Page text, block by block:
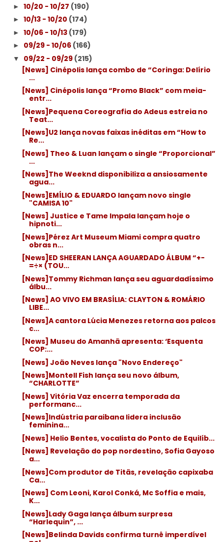
► 10/20 - 10/27 (190)
► 10/13 - 10/20 (174)
► 10/06 - 10/13 (179)
► 09/29 - 10/06 (166)
▼ 09/22 - 09/29 (215)
[News] Cinépolis lança combo de “Coringa: Delírio
...
[News] Cinépolis lança “Promo Black” com meia-
entr...
[News]Pequena Coreografia do Adeus estreia no
Teat...
[News]U2 lança novas faixas inéditas em “How to
Re...
[News] Theo & Luan lançam o single “Proporcional”
...
[News]The Weeknd disponibiliza a ansiosamente
agua...
[News]EMÍLIO & EDUARDO lançam novo single
"CAMISA 10"
[News] Justice e Tame Impala lançam hoje o
hipnoti...
[News]Pérez Art Museum Miami compra quatro
obras n...
[News]ED SHEERAN LANÇA AGUARDADO ÁLBUM “+-
=÷× (TOU...
[News]Tommy Richman lança seu aguardadíssimo
álbu...
[News] AO VIVO EM BRASÍLIA: CLAYTON & ROMÁRIO
LIBE...
[News]A cantora Lúcia Menezes retorna aos palcos
c...
[News] Museu do Amanhã apresenta: ‘Esquenta
COP:...
[News] João Neves lança "Novo Endereço"
[News]Montell Fish lança seu novo álbum,
“CHARLOTTE”
[News] Vitória Vaz encerra temporada da
performanc...
[News]Indústria paraibana lidera inclusão
feminina...
[News] Helio Bentes, vocalista do Ponto de Equilíb...
[News] Revelação do pop nordestino, Sofia Gayoso
a...
[News]Com produtor de Titãs, revelação capixaba
Ca...
[News] Com Leoni, Karol Conká, Mc Soffia e mais,
K...
[News]Lady Gaga lança álbum surpresa
“Harlequin”, ...
[News]Belinda Davids confirma turnê imperdível